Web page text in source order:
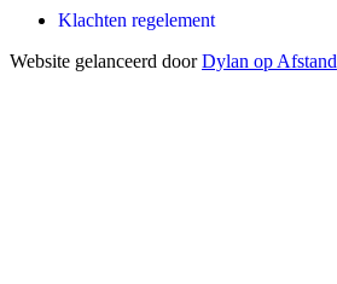
Klachten regelement
Website gelanceerd doorDylan op Afstand